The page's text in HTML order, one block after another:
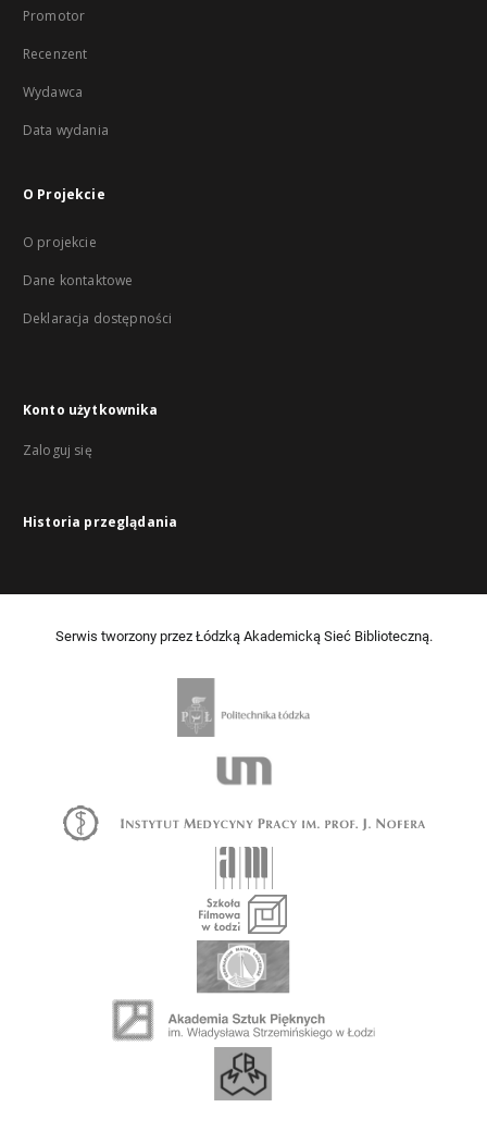
Promotor
Recenzent
Wydawca
Data wydania
O Projekcie
O projekcie
Dane kontaktowe
Deklaracja dostępności
Konto użytkownika
Zaloguj się
Historia przeglądania
Serwis tworzony przez Łódzką Akademicką Sieć Biblioteczną.